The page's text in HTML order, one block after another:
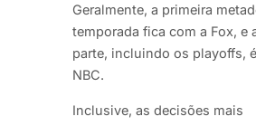
Geralmente, a primeira
temporada fica com a Fox, e
parte, incluindo os playoffs,
NBC.
Inclusive, as decisões mais